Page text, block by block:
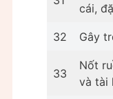
cái,
32 Gây
33
Nốt
và tài